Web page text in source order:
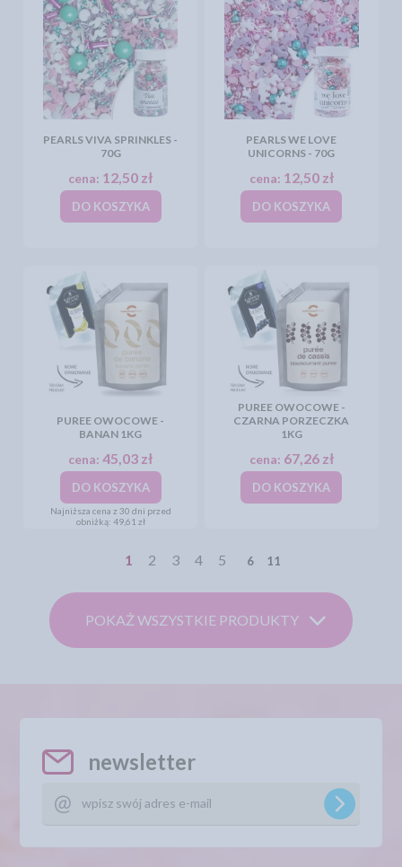
PEARLS VIVA SPRINKLES -
70G
cena: 12,50 zł
DO KOSZYKA
PEARLS WE LOVE
UNICORNS - 70G
cena: 12,50 zł
DO KOSZYKA
PUREE OWOCOWE -
BANAN 1KG
cena:45,03 zł
DO KOSZYKA
Najniższa cena z 30 dni przed
obniżką: 49,61 zł
PUREE OWOCOWE -
CZARNA PORZECZKA
1KG
cena: 67,26 zł
DO KOSZYKA
1 2 3 4 5 6 11
POKAŻ WSZYSTKIE PRODUKTY
newsletter